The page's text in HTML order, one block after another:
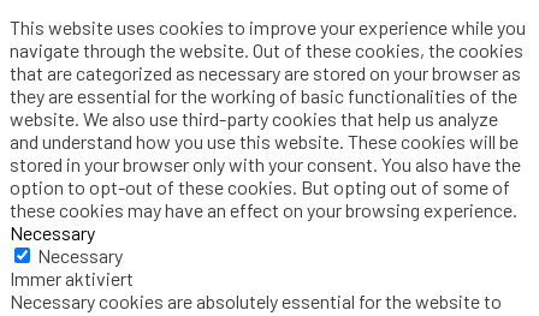
This website uses cookies to improve your experience while you
navigate through the website. Out of these cookies, the cookies
that are categorized as necessary are stored on your browser as
they are essential for the working of basic functionalities of the
website. We also use third-party cookies that help us analyze
and understand how you use this website. These cookies will be
stored in your browser only with your consent. You also have the
option to opt-out of these cookies. But opting out of some of
these cookies may have an effect on your browsing experience.
Necessary
Necessary
Immer aktiviert
Necessary cookies are absolutely essential for the website to